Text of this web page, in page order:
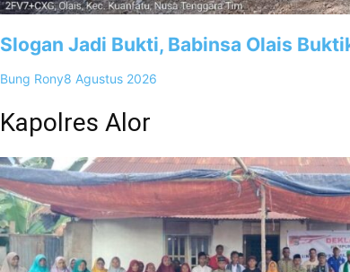
Slogan Jadi Bukti, Babinsa Olais
Bung Rony8 Agustus 2026
Kapolres Alor